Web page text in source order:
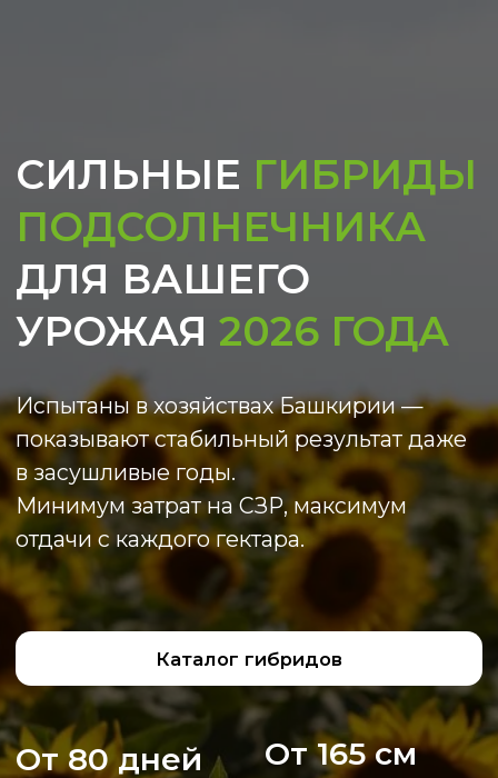
ПОДСОЛНЕЧНИКА
ДЛЯ ВАШЕГО
УРОЖАЯ2026 ГОДА
Испытаны в хозяйствах Башкирии —
показывают стабильный результат даже
в засушливые годы.
отдачи с каждого гектара.
Каталог гибридов
содержание масла
До 55%
высота растений
От 165 см
срок вегетации
От 80 дней
Результат проверен